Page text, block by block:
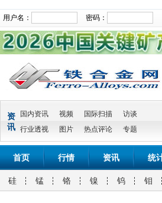
用户名： 密码：
资
讯
国内资讯 视频 国际扫描
访谈
行业透视
图片 热点评论 专题
首页 行情 资讯 统
硅 锰 铬 镍 钨 钼